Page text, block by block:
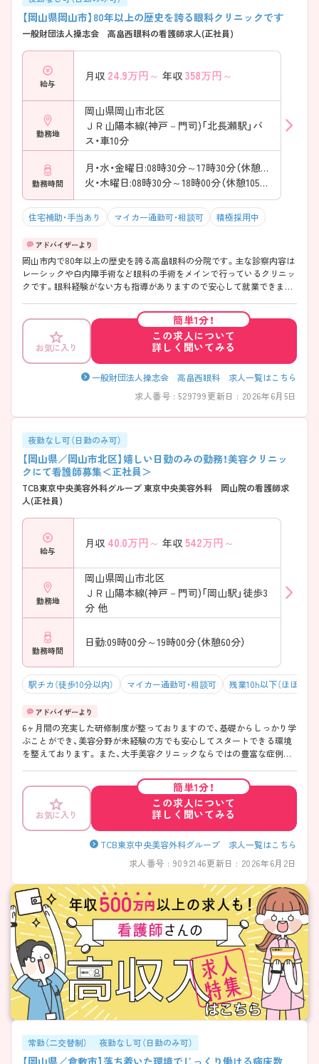
【岡山県岡山市】80年以上の歴史を誇る眼科クリニックです
一般財団法人操志会 高畠西眼科の看護師求人(正社員)
給与
月収 24.9万円～ 年収 358万円～
勤務地
岡山県岡山市北区
ＪＲ山陽本線(神戸－門司)「北長瀬駅」バ
ス・車10分
勤務時間
月・水・金曜日:08時30分～17時30分（休憩75分）
火・木曜日:08時30分～18時00分（休憩105分）
住宅補助・手当あり マイカー通勤可・相談可 積極採用中
岡山市内で80年以上の歴史を誇る高畠眼科の分院です。主な診察内容は
レーシックや白内障手術など眼科の手術をメインで行っているクリニッ
クです。眼科経験がない方も指導がありますので安心して就業できま
お気に入り
簡単1分！
この求人について
詳しく聞いてみる
一般財団法人操志会 高畠西眼科 求人一覧はこちら
求人番号 : 529799更新日 : 2026年6月5日
夜勤なし可（日勤のみ可）
【岡山県／岡山市北区】嬉しい日勤のみの勤務！美容クリニッ
クにて看護師募集＜正社員＞
TCB東京中央美容外科グループ 東京中央美容外科 岡山院の看護師求
人(正社員)
給与
月収 40.0万円～ 年収 542万円～
勤務地
岡山県岡山市北区
ＪＲ山陽本線(神戸－門司)「岡山駅」徒歩3
分 他
勤務時間
日勤:09時00分～19時00分（休憩60分）
駅チカ（徒歩10分以内） マイカー通勤可・相談可 残業10h以下（ほぼなし）
6ヶ月間の充実した研修制度が整っておりますので、基礎からしっかり学
ぶことができ、美容分野が未経験の方でも安心してスタートできる環境
を整えております。 また、大手美容クリニックならではの豊富な症例数
指せます。インセンティブ制度によって努力や成果がしっかり評価され
るため、やりがいを感じながら働ける点も魅力です。 また、「ビューティ
ーサポート制度」により、自身も美容医療を特別価格で体験できるため、
美容に興味のある方にとっては嬉しい福利厚生が整っております。働き
ながらキレイも叶う環境です！ 美容に関心があり、スキルアップと収入
面の両立を目指したい方におすすめです♪
お気に入り
簡単1分！
この求人について
詳しく聞いてみる
TCB東京中央美容外科グループ 求人一覧はこちら
求人番号 : 9092146更新日 : 2026年6月2日
常勤（二交替制） 夜勤なし可（日勤のみ可）